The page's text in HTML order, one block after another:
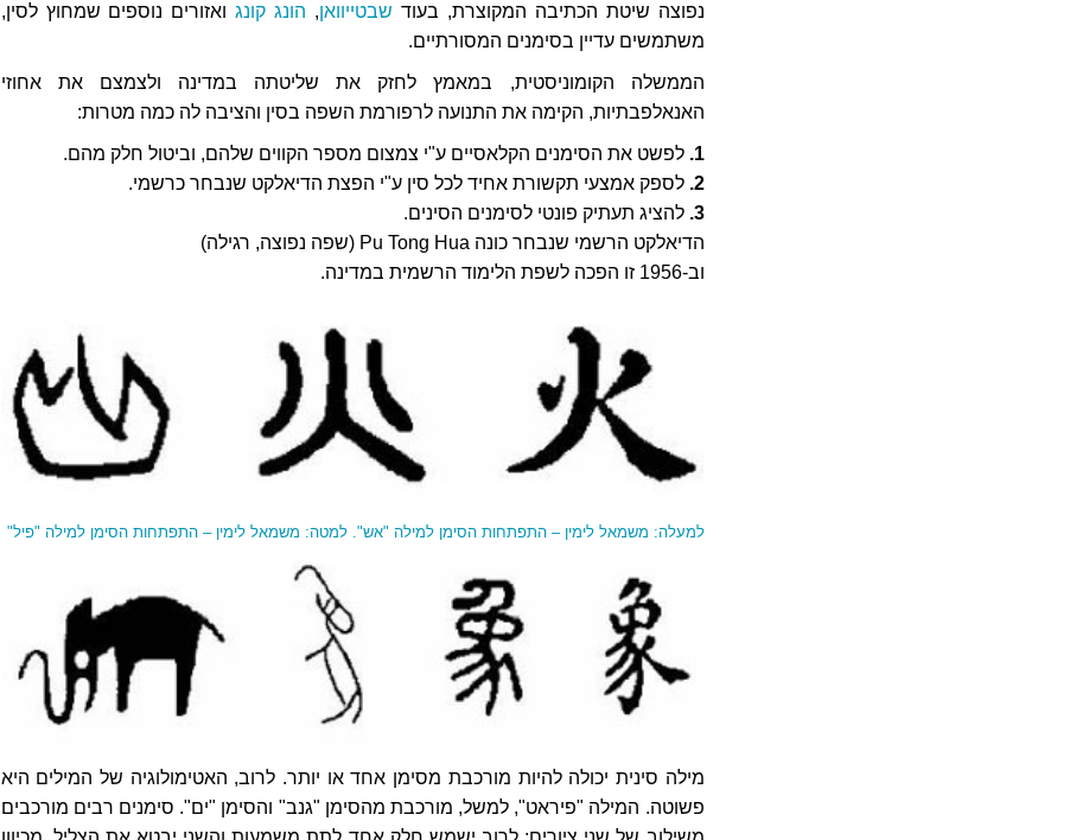
נפוצה שיטת הכתיבה המקוצרת, בעוד שבטייוואן, הונג קונגואזורים נוספים שמחוץ לסין,
משתמשים עדיין בסימנים המסורתיים.
הממשלה הקומוניסטית, במאמץ לחזק את שליטתה במדינה ולצמצם את אחוזי
האנאלפבתיות, הקימה את התנועה לרפורמת השפה בסין והציבה לה כמה מטרות:
1. לפשט את הסימנים הקלאסיים ע"י צמצום מספר הקווים שלהם, וביטול חלק מהם.
2. לספק אמצעי תקשורת אחיד לכל סין ע"י הפצת הדיאלקט שנבחר כרשמי.
3. להציג תעתיק פונטי לסימנים הסינים.
הדיאלקט הרשמי שנבחר כונה Pu Tong Hua (שפה נפוצה, רגילה)
וב-1956 זו הפכה לשפת הלימוד הרשמית במדינה.
למעלה: משמאל לימין – התפתחות הסימן למילה "אש". למטה: משמאל לימין – התפתחות הסימן למילה "פיל"
מילה סינית יכולה להיות מורכבת מסימן אחד או יותר. לרוב, האטימולוגיה של המילים היא
פשוטה. המילה "פיראט", למשל, מורכבת מהסימן "גנב" והסימן "ים". סימנים רבים מורכבים